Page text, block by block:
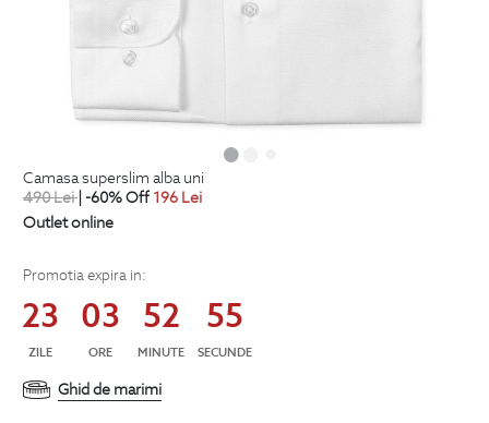
camasa superslim alba uni
490Lei| -60% Off 196 Lei
Outlet online
Promotia expira in:
23
ZILE
03
ORE
52
MINUTE
54
SECUNDE
Ghid de marimi